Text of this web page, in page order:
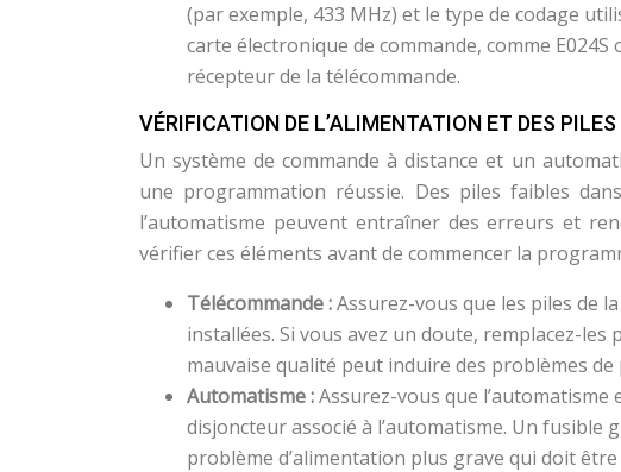
(par exemple, 433 MHz) et le type de codage
carte électronique de commande, comme
récepteur de la télécommande.
VÉRIFICATION DE L’ALIMENTATION ET DES PILES
Un système de commande à distance et un
une programmation réussie. Des piles faibles
l’automatisme peuvent entraîner des erreurs et
vérifier ces éléments avant de commencer la
Télécommande :Assurez-vous que les piles de
installées. Si vous avez un doute, remplacez-les
mauvaise qualité peut induire des problèmes
Automatisme :Assurez-vous que
disjoncteur associé à l’automatisme. Un
problème d’alimentation plus grave qui doit